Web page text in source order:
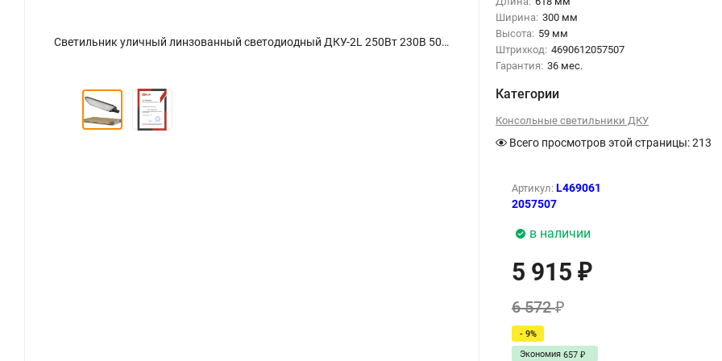
Светильник уличный линзованный светодиодный ДКУ-2L 250Вт 230В 5000К 30000Лм 120лм/Вт 48-70мм IP65 NEOX - Фото
Ширина: 300 мм
Высота: 59 мм
Штрихкод: 4690612057507
Гарантия: 36 мес.
Категории
Консольные светильники ДКУ
Всего просмотров этой страницы:213
Артикул: L469061
2057507
в наличии
5 915₽
6 572₽
- 9%
Экономия657₽